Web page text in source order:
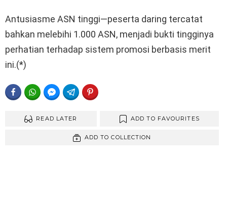
Antusiasme ASN tinggi—peserta daring tercatat
bahkan melebihi 1.000 ASN, menjadi bukti tingginya
perhatian terhadap sistem promosi berbasis merit
ini.(*)
FACEBOOKWHATSAPPFACEBOOK MESSENGER
TELEGRAM
READ LATER ADD TO FAVOURITES
ADD TO COLLECTION